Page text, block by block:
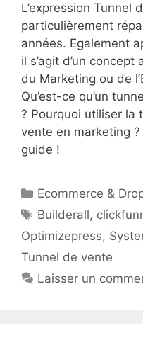
L’expression Tunnel
particulièrement
années. Egalement
il s’agit d’un
du Marketing ou de
Qu’est-ce qu’un
? Pourquoi utiliser la
vente en marketing
guide !
Catégories
Ecommerce &
Étiquettes
Builderall,
Optimizepress,
Tunnel de vente
Laisser un